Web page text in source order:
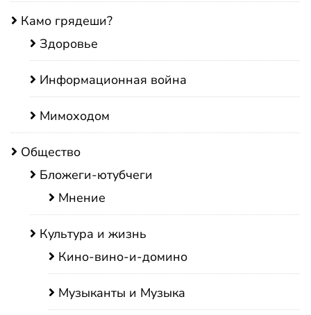
Камо грядеши?
Здоровье
Информационная война
Мимоходом
Общество
Бложеги-ютубчеги
Мнение
Культура и жизнь
Кино-вино-и-домино
Музыканты и Музыка